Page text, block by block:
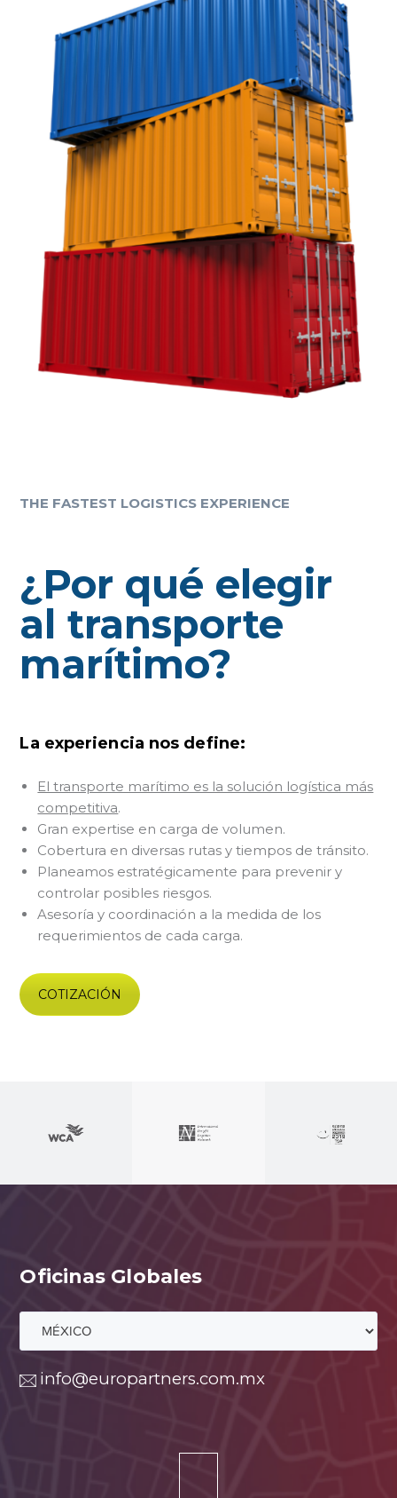
THE FASTEST LOGISTICS EXPERIENCE
¿Por qué elegir
al transporte
marítimo?
La experiencia nos define:
El transporte marítimo es la solución logística más
competitiva.
Gran expertise en carga de volumen.
Cobertura en diversas rutas y tiempos de tránsito.
Planeamos estratégicamente para prevenir y
controlar posibles riesgos.
Asesoría y coordinación a la medida de los
requerimientos de cada carga.
COTIZACIÓN
Oficinas Globales
info@europartners.com.mx